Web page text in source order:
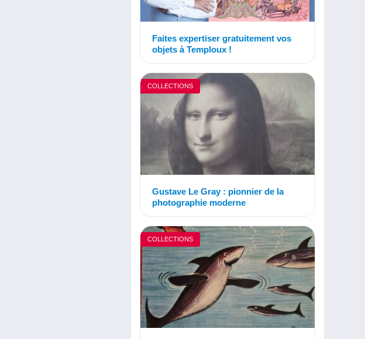
Faites expertiser gratuitement vos
objets à Temploux !
COLLECTIONS
Gustave Le Gray : pionnier de la
photographie moderne
COLLECTIONS